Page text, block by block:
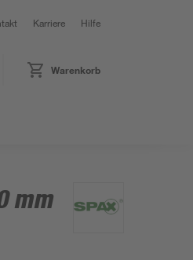
Karriere Hilfe
Warenkorb
mm